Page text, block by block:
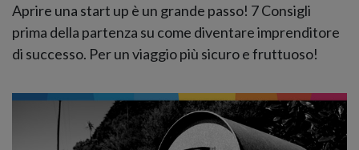
Aprire una start up è un grande passo! 7 Consigli
prima della partenza su come diventare imprenditore
di successo. Per un viaggio più sicuro e fruttuoso!